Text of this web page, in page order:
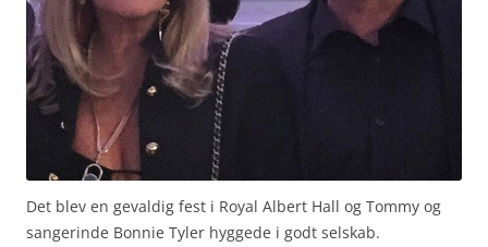
Det blev en gevaldig fest i Royal Albert Hall og Tommy og
sangerinde Bonnie Tyler hyggede i godt selskab.